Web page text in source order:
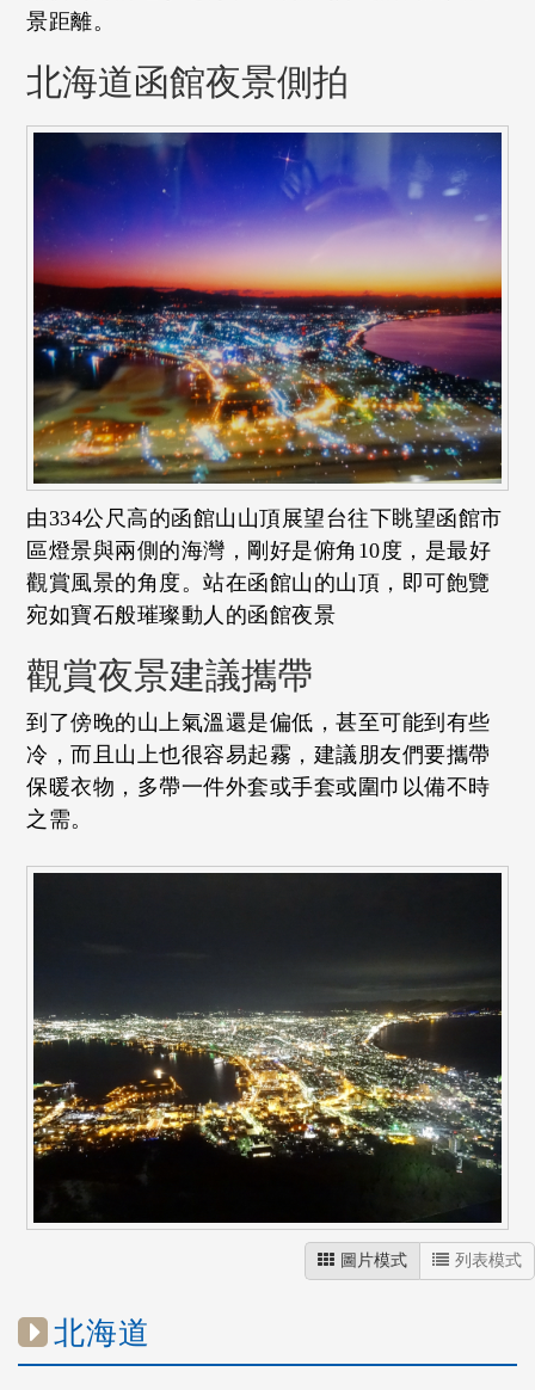
景距離。
北海道函館夜景側拍
由334公尺高的函館山山頂展望台往下眺望函館市
區燈景與兩側的海灣，剛好是俯角10度，是最好
觀賞風景的角度。站在函館山的山頂，即可飽覽
宛如寶石般璀璨動人的函館夜景
觀賞夜景建議攜帶
到了傍晚的山上氣溫還是偏低，甚至可能到有些
冷，而且山上也很容易起霧，建議朋友們要攜帶
保暖衣物，多帶一件外套或手套或圍巾以備不時
之需。
圖片模式 列表模式
北海道